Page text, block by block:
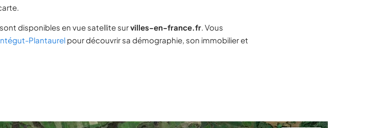
sont disponibles en vue satellite survilles-en-france.fr. Vous
Plantaurel pour découvrir sa démographie, son immobilier et